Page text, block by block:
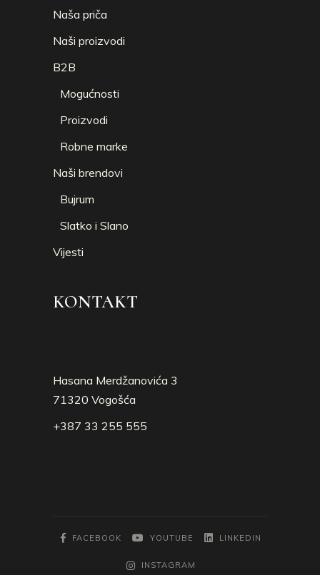
Naša priča
Naši proizvodi
B2B
Mogućnosti
Proizvodi
Robne marke
Naši brendovi
Bujrum
Slatko i Slano
Vijesti
KONTAKT
Hasana Merdžanovića 3
71320 Vogošća
+387 33 255 555
FACEBOOK YOUTUBE LINKEDIN
INSTAGRAM